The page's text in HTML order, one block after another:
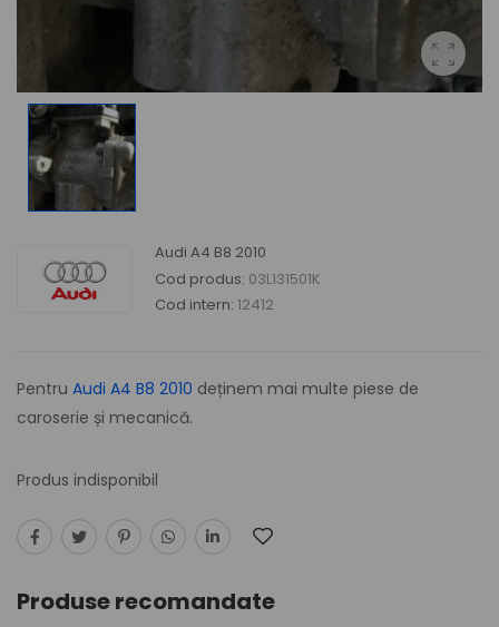
Audi A4 B8 2010
Cod produs: 03L131501K
Cod intern: 12412
Pentru Audi A4 B8 2010 deținem mai multe piese de
caroserie și mecanică.
Produs indisponibil
Produse recomandate